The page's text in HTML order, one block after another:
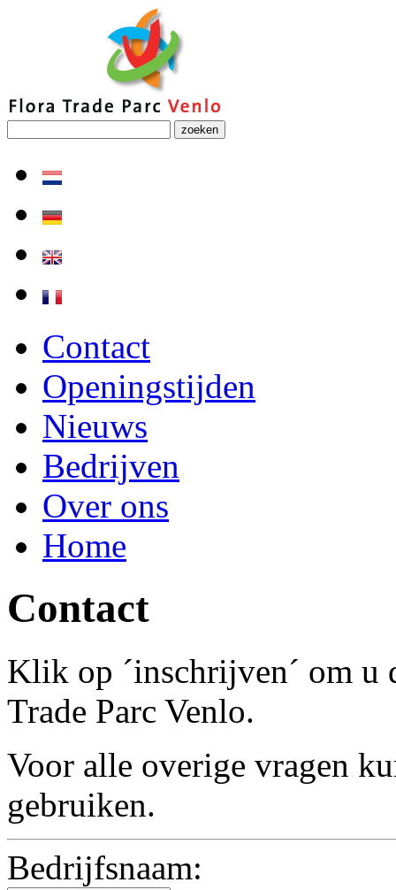
zoeken
Contact
Openingstijden
Nieuws
Bedrijven
Over ons
Home
Contact
Klik op ´inschrijven´ om
Trade Parc Venlo.
Voor alle overige vragen
gebruiken.
Bedrijfsnaam: